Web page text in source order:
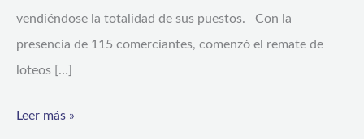
vendiéndose la totalidad de sus puestos. Con la
presencia de 115 comerciantes, comenzó el remate de
loteos […]
grande
Chile
Leer más »